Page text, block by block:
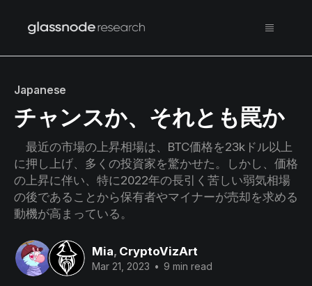
Japanese
チャンスか、それとも罠か
最近の市場の上昇相場は、BTC価格を23kドル以上
に押し上げ、多くの投資家を驚かせた。しかし、価格
の上昇に伴い、特に2022年の長引く苦しい弱気相場
の後であることから保有者やマイナーが売却を求める
動機が高まっている。
Mia, CryptoVizArt
Mar 21, 2023 • 9 min read